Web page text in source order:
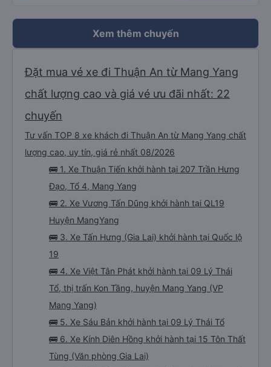
Xem thêm chuyến
Đặt mua vé xe đi Thuận An từ Mang Yang
chất lượng cao và giá vé ưu đãi nhất: 22
chuyến
Tư vấn TOP 8 xe khách đi Thuận An từ Mang Yang chất
lượng cao, uy tín, giá rẻ nhất 08/2026
🚌 1. Xe Thuận Tiến khởi hành tại 207 Trần Hưng
Đạo, Tổ 4, Mang Yang
🚌 2. Xe Vương Tấn Dũng khởi hành tại QL19
Huyện MangYang
🚌 3. Xe Tấn Hưng (Gia Lai) khởi hành tại Quốc lộ
19
🚌 4. Xe Việt Tân Phát khởi hành tại 09 Lý Thái
Tổ, thị trấn Kon Tầng, huyện Mang Yang (VP
Mang Yang)
🚌 5. Xe Sáu Bản khởi hành tại 09 Lý Thái Tổ
🚌 6. Xe Kính Diên Hồng khởi hành tại 15 Tôn Thất
Tùng (Văn phòng Gia Lai)